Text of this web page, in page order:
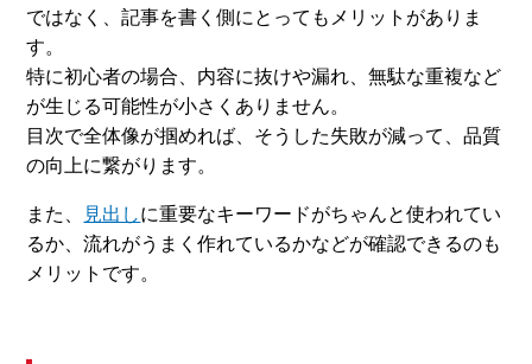
ではなく、記事を書く側にとってもメリットがありま
す。
特に初心者の場合、内容に抜けや漏れ、無駄な重複など
が生じる可能性が小さくありません。
目次で全体像が掴めれば、そうした失敗が減って、品質
の向上に繋がります。
また、 見出しに重要なキーワードがちゃんと使われてい
るか、流れがうまく作れているかなどが確認できるのも
メリットです。